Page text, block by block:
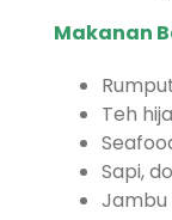
Makanan
Teh
Sapi,
Jambu